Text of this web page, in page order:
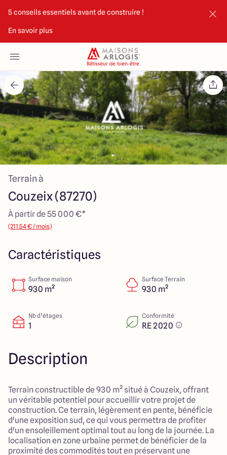
5 conseils essentiels avant de construire !
En savoir plus
Nos maisons
Nos annonces
Votre projet
Qui sommes-nous
Maisons ARLOGIS Limoges
Terrain à
Couzeix (87270)
À partir de 55 000 €*
(211.54 € / mois)
Caractéristiques
Surface maison
930 m²
Surface Terrain
930 m²
Nb d’étages
1
Conformité
RE 2020
Description
Terrain constructible de 930 m² situé à Couzeix, offrant
un véritable potentiel pour accueillir votre projet de
construction. Ce terrain, légèrement en pente, bénéficie
d'une exposition sud, ce qui vous permettra de profiter
d'un ensoleillement optimal tout au long de la journée. La
localisation en zone urbaine permet de bénéficier de la
proximité des commodités tout en préservant une